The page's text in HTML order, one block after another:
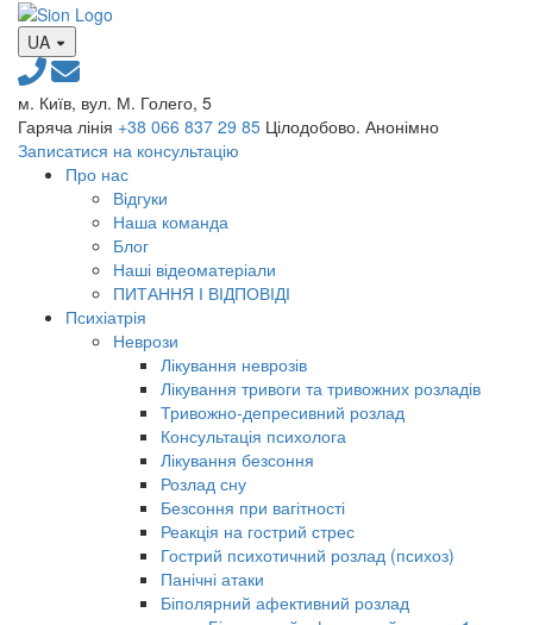
UA
м. Київ, вул. М. Голего, 5
Гаряча лінія +38 066 837 29 85 Цілодобово. Анонімно
Записатися на консультацію
Про нас
Відгуки
Наша команда
Блог
Наші відеоматеріали
ПИТАННЯ І ВІДПОВІДІ
Психіатрія
Неврози
Лікування неврозів
Лікування тривоги та тривожних розладів
Тривожно-депресивний розлад
Консультація психолога
Лікування безсоння
Розлад сну
Безсоння при вагітності
Реакція на гострий стрес
Гострий психотичний розлад (психоз)
Панічні атаки
Біполярний афективний розлад